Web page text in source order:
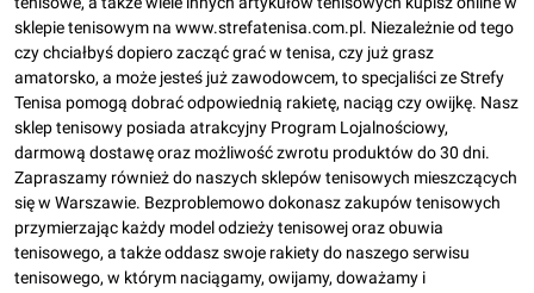
sklepie tenisowym na www.strefatenisa.com.pl. Niezależnie od tego
czy chciałbyś dopiero zacząć grać w tenisa, czy już grasz
amatorsko, a może jesteś już zawodowcem, to specjaliści ze Strefy
Tenisa pomogą dobrać odpowiednią rakietę, naciąg czy owijkę. Nasz
sklep tenisowy posiada atrakcyjny Program Lojalnościowy,
darmową dostawę oraz możliwość zwrotu produktów do 30 dni.
Zapraszamy również do naszych sklepów tenisowych mieszczących
się w Warszawie. Bezproblemowo dokonasz zakupów tenisowych
przymierzając każdy model odzieży tenisowej oraz obuwia
tenisowego, a także oddasz swoje rakiety do naszego serwisu
tenisowego, w którym naciągamy, owijamy, doważamy i